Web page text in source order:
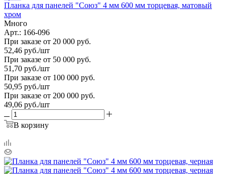
Планка для панелей "Союз" 4 мм 600 мм торцевая, матовый
хром
Много
Арт.: 166-096
При заказе от 20 000 руб.
52,46 руб./шт
При заказе от 50 000 руб.
51,70 руб./шт
При заказе от 100 000 руб.
50,95 руб./шт
При заказе от 200 000 руб.
49,06 руб./шт
В корзину